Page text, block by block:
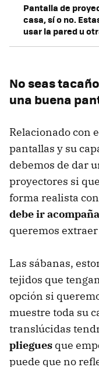
Pantalla de
casa, sí o no.
usar la pared u
No seas
una buena
Relacionado con
pantallas y su
debemos de dar
proyectores si
forma realista
debe ir
queremos
Las sábanas,
tejidos que
opción si
muestre toda su
translúcidas
pliegues que
puede que no